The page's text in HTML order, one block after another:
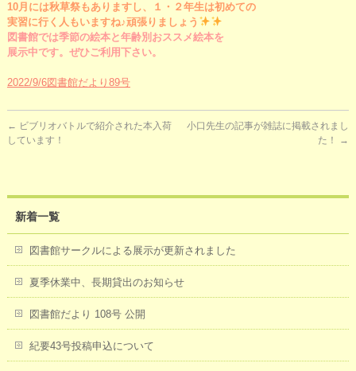
10月には秋草祭もありますし、１・２年生は初めての
実習に行く人もいますね♪頑張りましょう
図書館では季節の絵本と年齢別おススメ絵本を
展示中です。ぜひご利用下さい。
2022/9/6図書館だより89号
← ビブリオバトルで紹介された本入荷
しています！
小口先生の記事が雑誌に掲載されまし
た！
→
新着一覧
図書館サークルによる展示が更新されました
夏季休業中、長期貸出のお知らせ
図書館だより 108号 公開
紀要43号投稿申込について